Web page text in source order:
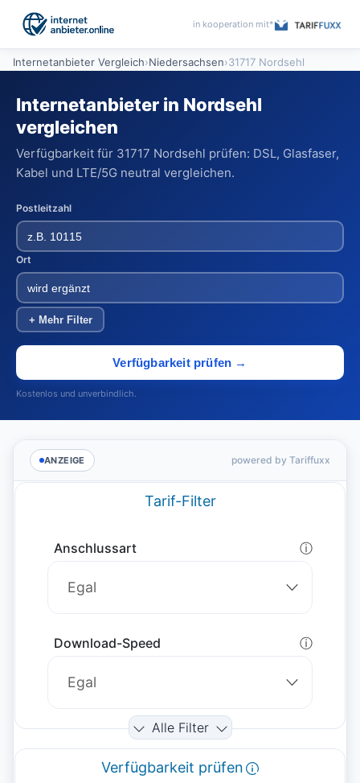
in kooperation mit*
Internetanbieter Vergleich›Niedersachsen›31717 Nordsehl
Internetanbieter in Nordsehl
vergleichen
Verfügbarkeit für 31717 Nordsehl prüfen: DSL, Glasfaser,
Kabel und LTE/5G neutral vergleichen.
Postleitzahl
Ort
+ Mehr Filter
Verfügbarkeit prüfen →
Kostenlos und unverbindlich.
ANZEIGE powered by Tariffuxx